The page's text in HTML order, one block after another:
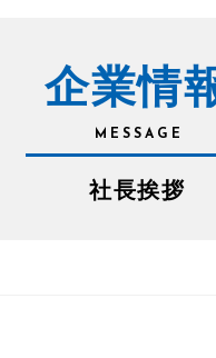
企業情
MESSAGE
社長挨拶